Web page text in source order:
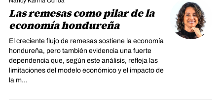
Las remesas como pilar de la
economía hondureña
El creciente flujo de remesas sostiene la economía
hondureña, pero también evidencia una fuerte
dependencia que, según este análisis, refleja las
limitaciones del modelo económico y el impacto de
la m...